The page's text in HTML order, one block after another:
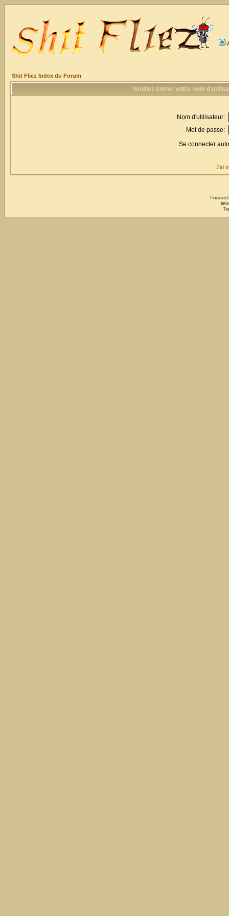
Shit Fliez Index du Forum
Veuillez entrer votre nom
Nom d'utilisateur:
Mot de passe:
Se connecter
J'ai
Powered